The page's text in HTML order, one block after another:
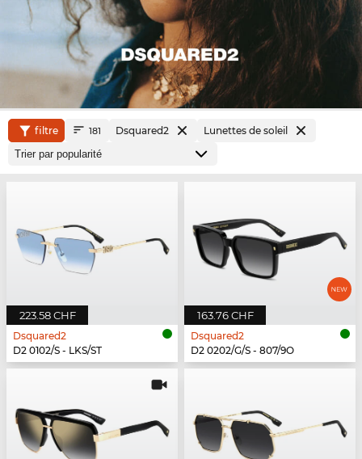
filtre 181 Dsquared2 Lunettes de soleil
223.58 CHF
Dsquared2
D2 0102/S - LKS/ST
163.76 CHF
Dsquared2
D2 0202/G/S - 807/9O